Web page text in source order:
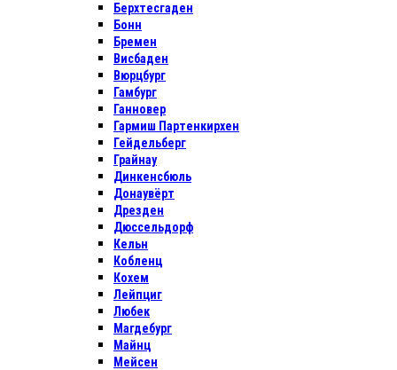
Берхтесгаден
Бонн
Бремен
Висбаден
Вюрцбург
Гамбург
Ганновер
Гармиш Партенкирхен
Гейдельберг
Грайнау
Динкенсбюль
Донаувёрт
Дрезден
Дюссельдорф
Кельн
Кобленц
Кохем
Лейпциг
Любек
Магдебург
Майнц
Мейсен